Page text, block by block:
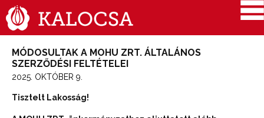
MÓDOSULTAK A MOHU ZRT. ÁLTALÁNOS
SZERZŐDÉSI FELTÉTELEI
2025. OKTÓBER 9.
Tisztelt Lakosság!